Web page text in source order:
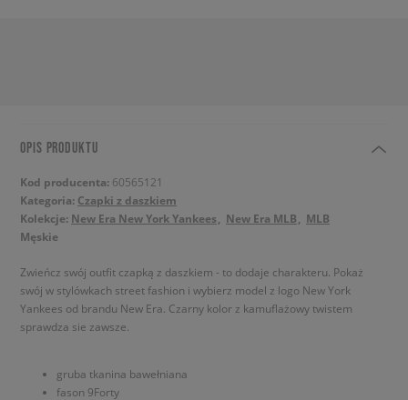
OPIS PRODUKTU
Kod producenta: 60565121
Kategoria: Czapki z daszkiem
Kolekcje: New Era New York Yankees New Era MLB
MLB
Męskie
Zwieńcz swój outfit czapką z daszkiem - to dodaje charakteru. Pokaż
swój w stylówkach street fashion i wybierz model z logo New York
Yankees od brandu New Era. Czarny kolor z kamuflażowy twistem
sprawdza sie zawsze.
gruba tkanina bawełniana
fason 9Forty